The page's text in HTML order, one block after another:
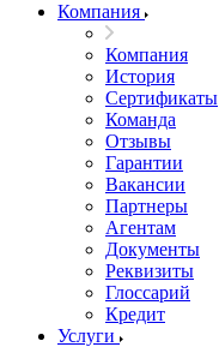
Компания
Компания
История
Сертификаты
Команда
Отзывы
Гарантии
Вакансии
Партнеры
Агентам
Документы
Реквизиты
Глоссарий
Кредит
Услуги